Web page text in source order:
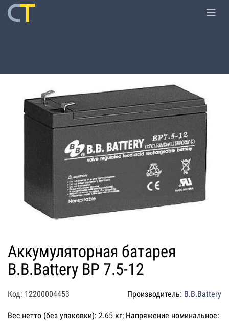
Аккумуляторная батарея
B.B.Battery BP 7.5-12
Код: 12200004453 Производитель: B.B.Battery
Вес нетто (без упаковки): 2.65 кг; Напряжение номинальное: